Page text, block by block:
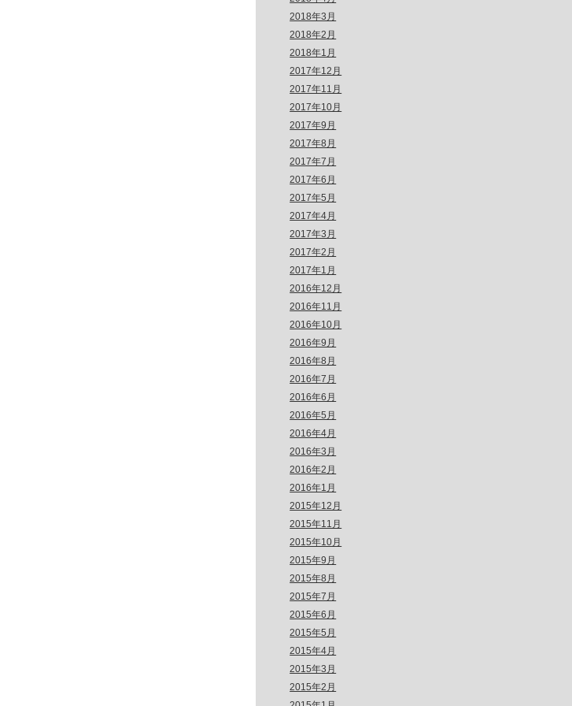
2018年3月
2018年2月
2018年1月
2017年12月
2017年11月
2017年10月
2017年9月
2017年8月
2017年7月
2017年6月
2017年5月
2017年4月
2017年3月
2017年2月
2017年1月
2016年12月
2016年11月
2016年10月
2016年9月
2016年8月
2016年7月
2016年6月
2016年5月
2016年4月
2016年3月
2016年2月
2016年1月
2015年12月
2015年11月
2015年10月
2015年9月
2015年8月
2015年7月
2015年6月
2015年5月
2015年4月
2015年3月
2015年2月